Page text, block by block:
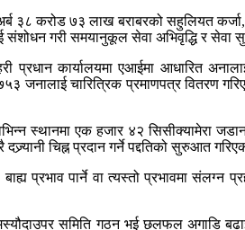
३८ करोड ७३ लाख बराबरको सहुलियत
गरी समयानुकूल सेवा अभिवृद्धि र सेवा
प्रधान कार्यालयमा एआईमा आधारित
चारित्रिक प्रमाणपत्र वितरण
स्थानमा एक हजार ४२ सिसीक्यामेरा
चिह्न प्रदान गर्ने पद्दतिको सुरुआत
बाह्य प्रभाव पार्ने वा त्यस्तो प्रभावमा
समिति गठन भई छलफल अगाडि